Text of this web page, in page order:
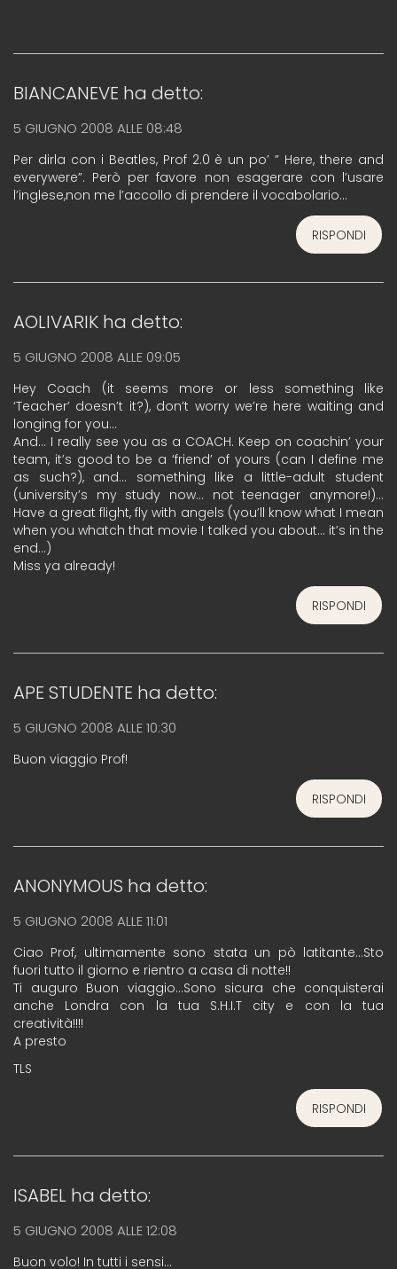
BIANCANEVE ha detto:
5 GIUGNO 2008 ALLE 08:48
Per dirla con i Beatles, Prof 2.0 è un po’ ” Here, there and
everywere”. Però per favore non esagerare con l’usare
l’inglese,non me l’accollo di prendere il vocabolario…
RISPONDI
AOLIVARIK ha detto:
5 GIUGNO 2008 ALLE 09:05
Hey Coach (it seems more or less something like
‘Teacher’ doesn’t it?), don’t worry we’re here waiting and
longing for you…
And… I really see you as a COACH. Keep on coachin’ your
team, it’s good to be a ‘friend’ of yours (can I define me
as such?), and… something like a little-adult student
(university’s my study now… not teenager anymore!)…
Have a great flight, fly with angels (you’ll know what I mean
when you whatch that movie I talked you about… it’s in the
end…)
Miss ya already!
RISPONDI
APE STUDENTE ha detto:
5 GIUGNO 2008 ALLE 10:30
Buon viaggio Prof!
RISPONDI
ANONYMOUS ha detto:
5 GIUGNO 2008 ALLE 11:01
Ciao Prof, ultimamente sono stata un pò latitante…Sto
fuori tutto il giorno e rientro a casa di notte!!
Ti auguro Buon viaggio…Sono sicura che conquisterai
anche Londra con la tua S.H.I.T city e con la tua
creatività!!!!
A presto
TLS
RISPONDI
ISABEL ha detto:
5 GIUGNO 2008 ALLE 12:08
Buon volo! In tutti i sensi…